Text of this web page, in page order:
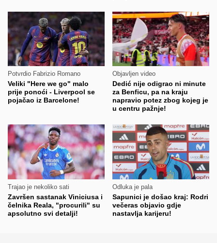
Potvrdio Fabrizio Romano
Veliki "Here we go" malo
prije ponoći - Liverpool se
pojačao iz Barcelone!
Objavljen video
Dedić nije odigrao ni minute
za Benficu, pa na kraju
napravio potez zbog kojeg je
u centru pažnje!
Trajao je nekoliko sati
Završen sastanak Viniciusa i
čelnika Reala, "procurili" su
apsolutno svi detalji!
Odluka je pala
Sapunici je došao kraj: Rodri
večeras objavio gdje
nastavlja karijeru!